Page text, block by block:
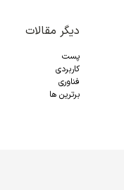
دیگر مقالات
پست
کاربردی
فناوری
برترین ها